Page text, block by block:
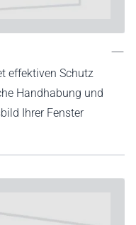
effektiven Schutz
Handhabung und
Ihrer Fenster